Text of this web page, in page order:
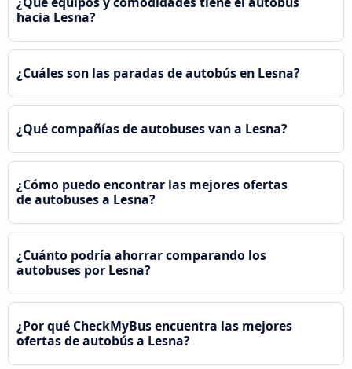
hacia Lesna?
¿Cuáles son las paradas de autobús en Lesna?
¿Qué compañías de autobuses van a Lesna?
¿Cómo puedo encontrar las mejores ofertas
de autobuses a Lesna?
¿Cuánto podría ahorrar comparando los
autobuses por Lesna?
¿Por qué CheckMyBus encuentra las mejores
ofertas de autobús a Lesna?